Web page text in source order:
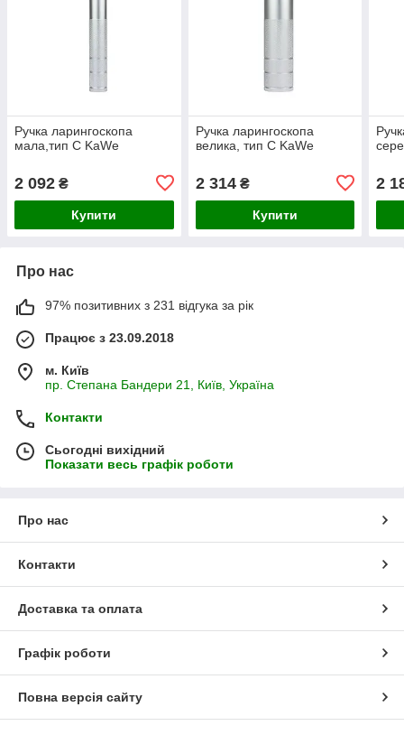
Ручка ларингоскопа
мала,тип C KaWe
2 092 ₴
Купити
Ручка ларингоскопа
велика, тип C KaWe
2 314₴
Купити
2
Про нас
97% позитивних з 231 відгука за рік
Працює з 23.09.2018
м. Київ
пр. Степана Бандери 21, Київ, Україна
Контакти
Сьогодні вихідний
Показати весь графік роботи
Про нас
Контакти
Доставка та оплата
Графік роботи
Повна версія сайту